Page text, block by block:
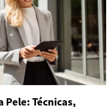
Técnicas,